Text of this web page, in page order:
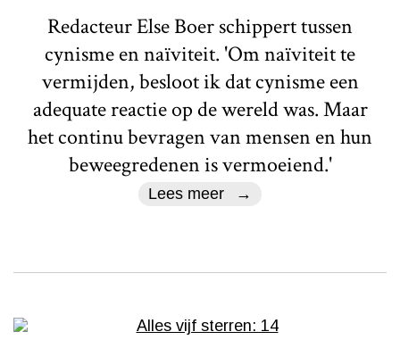
Redacteur Else Boer schippert tussen
cynisme en naïviteit. 'Om naïviteit te
vermijden, besloot ik dat cynisme een
adequate reactie op de wereld was. Maar
het continu bevragen van mensen en hun
beweegredenen is vermoeiend.'
Lees meer